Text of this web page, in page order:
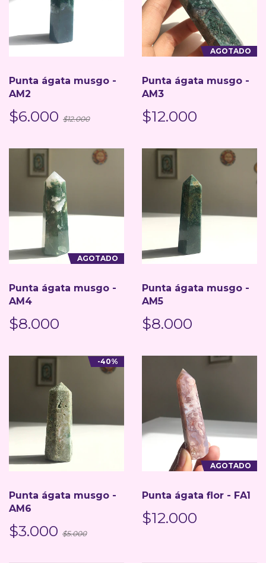
Punta ágata musgo -
AM2
$6.000 $12.000
AGOTADO
Punta ágata musgo -
AM3
$12.000
AGOTADO
Punta ágata musgo -
AM4
$8.000
Punta ágata musgo -
AM5
$8.000
-40%
Punta ágata musgo -
AM6
$3.000 $5.000
AGOTADO
Punta ágata flor - FA1
$12.000